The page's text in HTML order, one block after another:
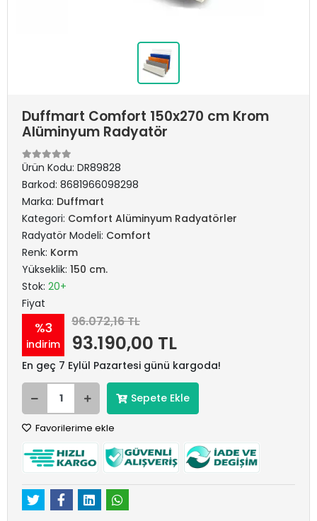
Duffmart Comfort 150x270 cm Krom
Alüminyum Radyatör
Ürün Kodu: DR89828
Barkod: 8681966098298
Marka: Duffmart
Kategori: Comfort Alüminyum Radyatörler
Radyatör Modeli: Comfort
Renk: Korm
Yükseklik: 150 cm.
Stok: 20+
Fiyat
%3
indirim
96.072,16 TL
93.190,00 TL
En geç 7 Eylül Pazartesi günü kargoda!
Sepete Ekle
Favorilerime ekle